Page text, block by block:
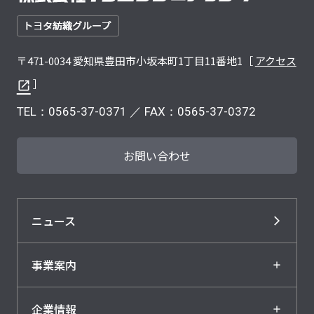
〒471-0034 愛知県豊田市小坂本町1丁目11番地1［ アクセス
］
TEL： 0565-37-0371 ／ FAX：0565-37-0372
お問い合わせ
ニュース
事業案内
企業情報